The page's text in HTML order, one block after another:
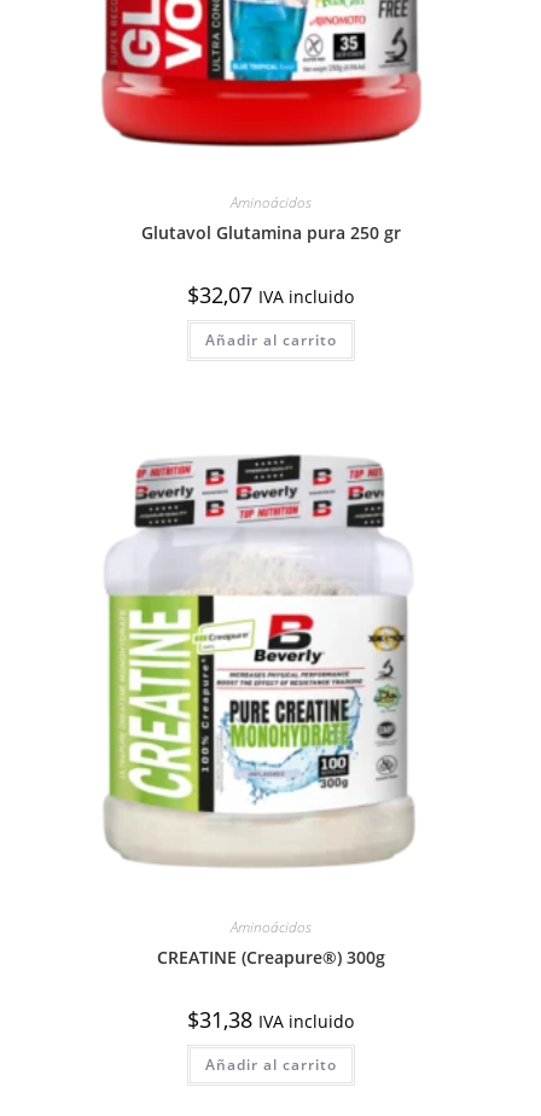
Aminoácidos
Glutavol Glutamina pura 250 gr
$32,07 IVA incluido
Añadir al carrito
Aminoácidos
CREATINE (Creapure®) 300g
$31,38 IVA incluido
Añadir al carrito